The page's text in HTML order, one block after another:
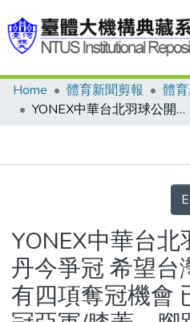
Communities & Collections
Statistics
Home 體育新聞剪報
體
YONEX中華台北羽球公開賽 林丹今爭冠 希望台灣支持，大陸今有四項奪冠機會 已篤定包辦女單冠亞軍/膝蓋、腳踝都長骨刺每踏一步都痛，張寧上了場就是要冠軍/蔡贇、傅海峰 大陸近年最佳男雙 外型俊俏竟有球迷問胸圍尺碼
YONEX中華台
丹今爭冠 希望台
有四項奪冠機會